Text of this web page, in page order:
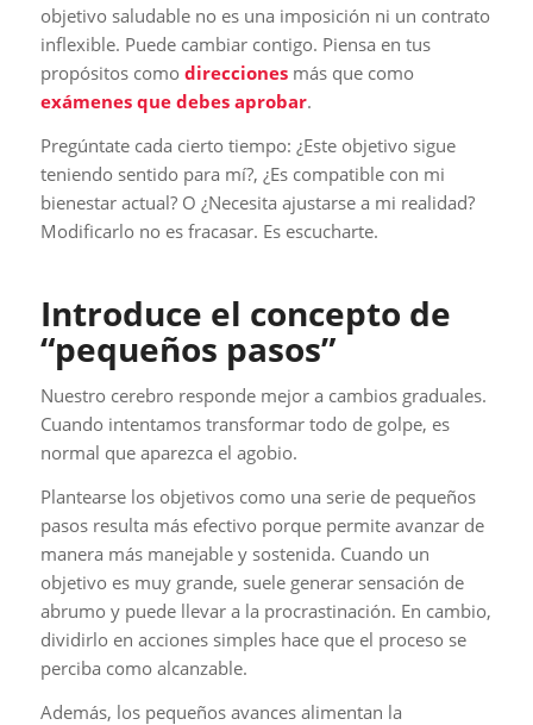
objetivo saludable no es una imposición ni un contrato
inflexible. Puede cambiar contigo. Piensa en tus
propósitos como direccionesmás que como
exámenes que debes aprobar.
Pregúntate cada cierto tiempo: ¿Este objetivo sigue
teniendo sentido para mí?, ¿Es compatible con mi
bienestar actual? O ¿Necesita ajustarse a mi realidad?
Modificarlo no es fracasar. Es escucharte.
Introduce el concepto de
“pequeños pasos”
Nuestro cerebro responde mejor a cambios graduales.
Cuando intentamos transformar todo de golpe, es
normal que aparezca el agobio.
Plantearse los objetivos como una serie de pequeños
pasos resulta más efectivo porque permite avanzar de
manera más manejable y sostenida. Cuando un
objetivo es muy grande, suele generar sensación de
abrumo y puede llevar a la procrastinación. En cambio,
dividirlo en acciones simples hace que el proceso se
perciba como alcanzable.
Además, los pequeños avances alimentan la